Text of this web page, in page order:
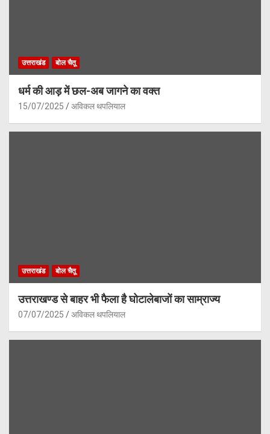
उत्तराखंड बोल चैतू
धर्म की आड़ में छल-अब जागने का वक्त
15/07/2025 अविकल थपलियाल
उत्तराखंड बोल चैतू
उत्तराखण्ड से बाहर भी फैला है घोटालेबाजों का साम्राज्य
07/07/2025 अविकल थपलियाल